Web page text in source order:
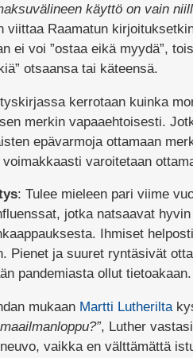
käyttö on vain
viittaa Raamatun
ei voi ”ostaa eikä myydä”,
otsaansa tai käteensä.
kerrotaan kuinka
merkin vapaaehtoisesti.
epävarmoja ottamaan
voimakkaasti varoitetaan
: Tulee mieleen pari viime
jotka natsaavat
Ihmiset
Pienet ja suuret ryntäsivät
pandemiasta ollut tietoakaan.
mukaan Martti Lutherilta
, Luther
vaikka en välttämättä